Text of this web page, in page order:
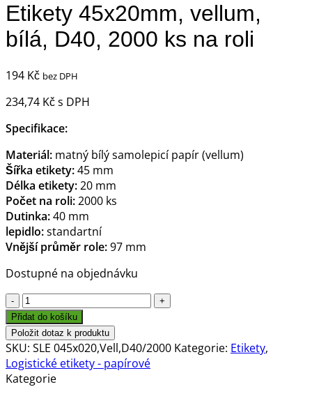
Etikety 45x20mm, vellum,
bílá, D40, 2000 ks na roli
194 Kč bez DPH
234,74 Kčs DPH
Specifikace:
Materiál: matný bílý samolepicí papír (vellum)
Šířka etikety:45 mm
Délka etikety:20 mm
Počet na roli:2000 ks
Dutinka:40 mm
lepidlo:standartní
Vnější průměr role:97 mm
Dostupné na objednávku
Etikety
45x20mm,
vellum,
bílá,
D40,
2000
Přidat do košíku
Položit dotaz k produktu
SKU: SLE 045x020,Vell,D40/2000 Kategorie: Etikety,
Logistické etikety - papírové
Kategorie